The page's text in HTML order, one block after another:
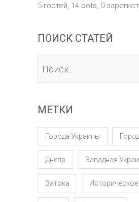
5 гостей, 14 bots, 0
ПОИСК СТАТЕЙ
МЕТКИ
Города Украины
Днепр Западная
Затока